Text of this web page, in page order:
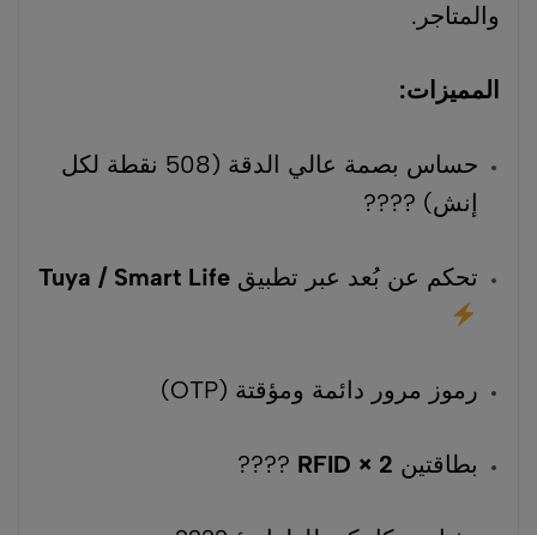
والمتاجر.
المميزات:
حساس بصمة عالي الدقة (508 نقطة لكل
إنش) ????
تحكم عن بُعد عبر تطبيقTuya / Smart Life
رموز مرور دائمة ومؤقتة (OTP)
بطاقتين RFID × 2
????